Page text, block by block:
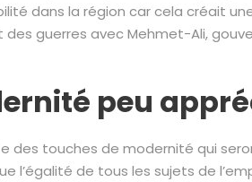
dans la région car cela créait
des guerres avec Mehmet-Ali,
peu
des touches de modernité qui
l’égalité de tous les sujets de